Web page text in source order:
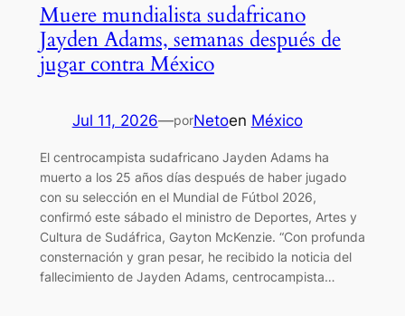
Muere mundialista sudafricano
Jayden Adams, semanas después de
jugar contra México
Jul 11, 2026—porNetoen México
El centrocampista sudafricano Jayden Adams ha
muerto a los 25 años días después de haber jugado
con su selección en el Mundial de Fútbol 2026,
confirmó este sábado el ministro de Deportes, Artes y
Cultura de Sudáfrica, Gayton McKenzie. “Con profunda
consternación y gran pesar, he recibido la noticia del
fallecimiento de Jayden Adams, centrocampista…